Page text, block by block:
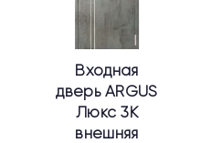
Входная
дверь ARGUS
Люкс 3К
внешняя
Опции
можно
выбрать
на
странице
товара.